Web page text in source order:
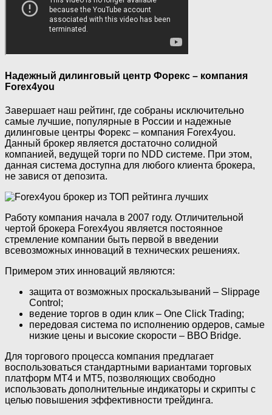
Надежный дилинговый центр Форекс – компания
Forex4you
Завершает наш рейтинг, где собраны исключительно
самые лучшие, популярные в России и надежные
дилинговые центры Форекс – компания Forex4you.
Данный брокер является достаточно солидной
компанией, ведущей торги по NDD системе. При этом,
данная система доступна для любого клиента брокера,
не завися от депозита.
Работу компания начала в 2007 году. Отличительной
чертой брокера Forex4you является постоянное
стремление компании быть первой в введении
всевозможных инноваций в технических решениях.
Примером этих инноваций являются:
защита от возможных проскальзываний – Slippage
Control;
ведение торгов в один клик – One Click Trading;
передовая система по исполнению ордеров, самые
низкие цены и высокие скорости – BBO Bridge.
Для торгового процесса компания предлагает
воспользоваться стандартными вариантами торговых
платформ МТ4 и МТ5, позволяющих свободно
использовать дополнительные индикаторы и скрипты с
целью повышения эффективности трейдинга.